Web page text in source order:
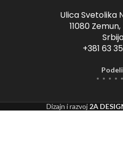
Ulica Svetolika
11080
+381 63
Dizajn i razvoj2A